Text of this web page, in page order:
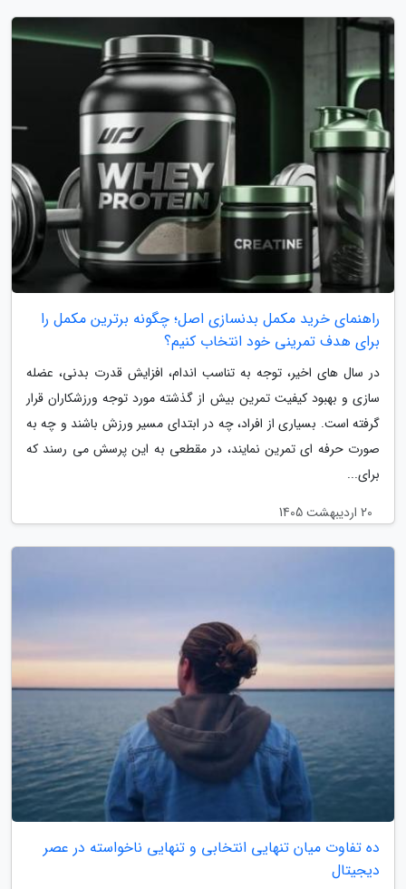
راهنمای خرید مکمل بدنسازی اصل؛ چگونه برترین مکمل را
برای هدف تمرینی خود انتخاب کنیم؟
در سال های اخیر، توجه به تناسب اندام، افزایش قدرت بدنی، عضله
سازی و بهبود کیفیت تمرین بیش از گذشته مورد توجه ورزشکاران قرار
گرفته است. بسیاری از افراد، چه در ابتدای مسیر ورزش باشند و چه به
صورت حرفه ای تمرین نمایند، در مقطعی به این پرسش می رسند که
برای...
20 اردیبهشت 1405
ده تفاوت میان تنهایی انتخابی و تنهایی ناخواسته در عصر
دیجیتال